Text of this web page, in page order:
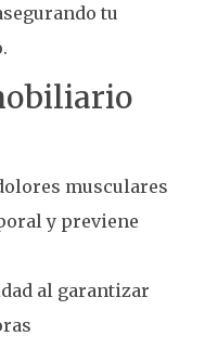
tu
musculares
y previene
al garantizar